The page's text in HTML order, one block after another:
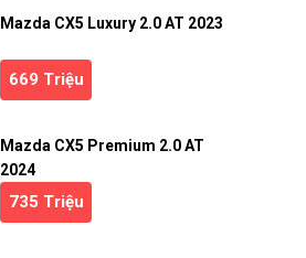
Mazda CX5 Luxury 2.0 AT 2023
669 Triệu
Mazda CX5 Premium 2.0 AT
2024
735 Triệu